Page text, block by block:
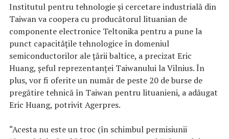
Institutul pentru tehnologie şi cercetare industrială din
Taiwan va coopera cu producătorul lituanian de
componente electronice Teltonika pentru a pune la
punct capacităţile tehnologice în domeniul
semiconductorilor ale ţării baltice, a precizat Eric
Huang, şeful reprezentanţei Taiwanului la Vilnius. În
plus, vor fi oferite un număr de peste 20 de burse de
pregătire tehnică în Taiwan pentru lituanieni, a adăugat
Eric Huang, potrivit Agerpres.
“Acesta nu este un troc (în schimbul permisiunii